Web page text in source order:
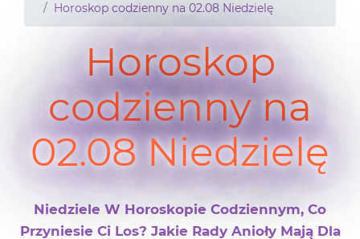
Horoskop codzienny na 02.08 Niedzielę
Horoskop
codzienny na
02.08 Niedzielę
Niedziele W Horoskopie Codziennym, Co
Przyniesie Ci Los? Jakie Rady Anioły Mają Dla